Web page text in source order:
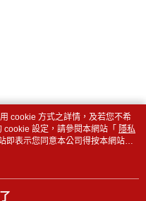
cookie 方式之詳情，及若您不希
設定，請參閱本網站「 隱私
即表示您同意本公司得按本網站使